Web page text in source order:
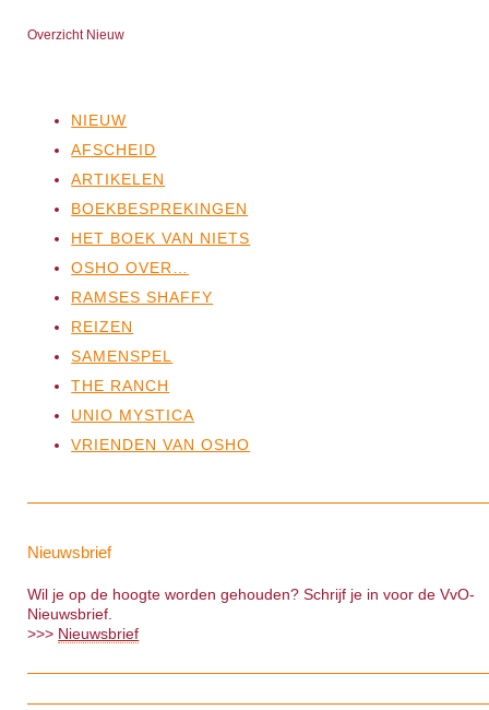
Overzicht Nieuw
NIEUW
AFSCHEID
ARTIKELEN
BOEKBESPREKINGEN
HET BOEK VAN NIETS
OSHO OVER…
RAMSES SHAFFY
REIZEN
SAMENSPEL
THE RANCH
UNIO MYSTICA
VRIENDEN VAN OSHO
Nieuwsbrief
Wil je op de hoogte worden gehouden? Schrijf je in voor de VvO-
Nieuwsbrief.
>>> Nieuwsbrief